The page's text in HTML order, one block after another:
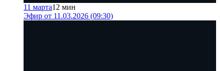
11 марта12 мин
Эфир от 11.03.2026 (09:30)